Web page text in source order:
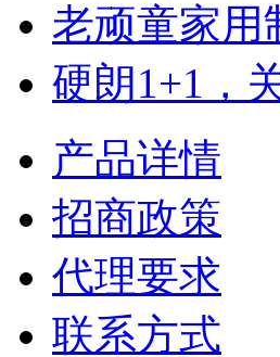
老顽童家用
硬朗1+1，
产品详情
招商政策
代理要求
联系方式